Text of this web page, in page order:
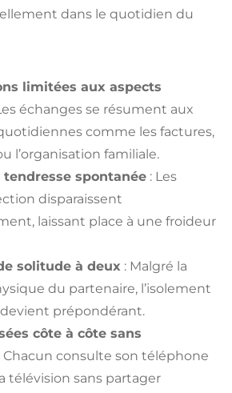
dans le quotidien du
limitées aux aspects
échanges se résument aux
comme les factures,
l’organisation familiale.
tendresse spontanée : Les
disparaissent
laissant place à une froideur
solitude à deux : Malgré la
du partenaire, l’isolement
prépondérant.
côte à côte sans
Chacun consulte son téléphone
télévision sans partager